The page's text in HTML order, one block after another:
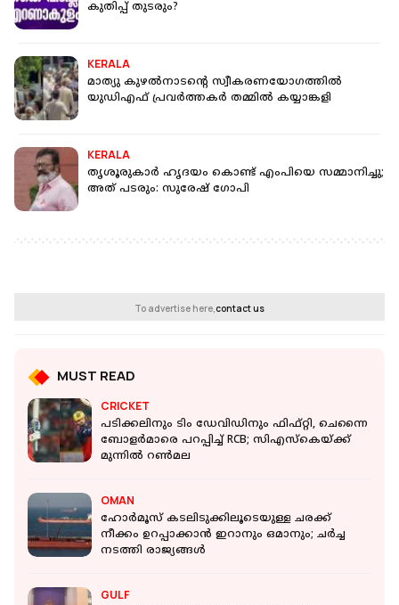
കുതിപ്പ് തുടരും?
KERALA
മാത്യു കുഴല്‍നാടന്റെ സ്വീകരണയോഗത്തില്‍
യുഡിഎഫ് പ്രവര്‍ത്തകര്‍ തമ്മില്‍ കയ്യാങ്കളി
KERALA
തൃശൂരുകാര്‍ ഹൃദയം കൊണ്ട് എംപിയെ സമ്മാനിച്ചു;
അത് പടരും: സുരേഷ് ഗോപി
To advertise here,contact us
MUST READ
CRICKET
പടിക്കലിനും ടിം ഡേവിഡിനും ഫിഫ്റ്റി, ചെന്നൈ
ബോളർമാരെ പറപ്പിച്ച് RCB; സിഎസ്കെയ്ക്ക്
മുന്നില്‍ റൺമല
OMAN
ഹോർമൂസ് കടലിടുക്കിലൂടെയുള്ള ചരക്ക്
നീക്കം ഉറപ്പാക്കാൻ ഇറാനും ഒമാനും; ചർച്ച
നടത്തി രാജ്യങ്ങൾ
GULF